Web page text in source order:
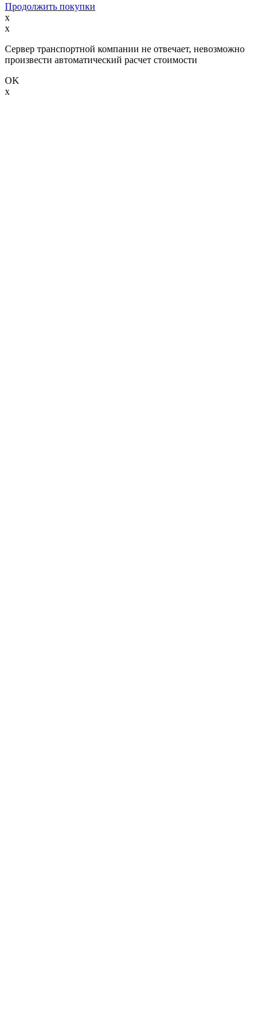
Продолжить покупки
x
x
Сервер транспортной компании не отвечает, невозможно
произвести автоматический расчет стоимости
OK
x